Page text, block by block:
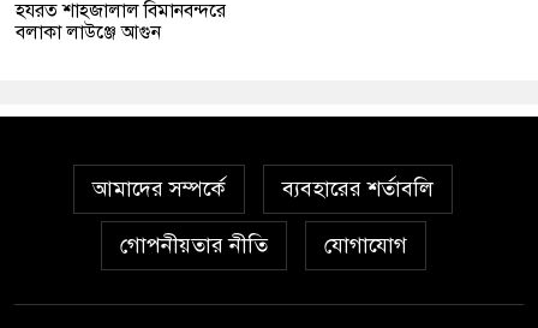
হযরত শাহজালাল বিমানবন্দরে
বলাকা লাউঞ্জে আগুন
আমাদের সম্পর্কে ব্যবহারের শর্তাবলি
গোপনীয়তার নীতি যোগাযোগ